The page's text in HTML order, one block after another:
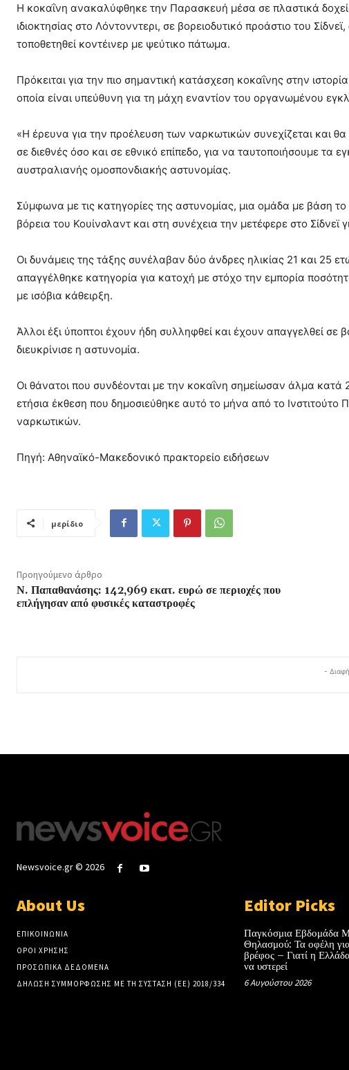
Η κοκαΐνη ανακαλύφθηκε την Παρασκευή μέσα σε πλαστικά
ιδιοκτησίας στο Λόντονντερι, σε βορειοδυτικό προάστιο του
τοποθετηθεί κοντέινερ με ψεύτικο πάτωμα.
Πρόκειται για την πιο σημαντική κατάσχεση κοκαΐνης στην
οποία είναι υπεύθυνη για τη μάχη εναντίον του οργανωμένου
«Η έρευνα για την προέλευση των ναρκωτικών συνεχίζεται και
σε διεθνές όσο και σε εθνικό επίπεδο, για να ταυτοποιήσουμε τα
αυστραλιανής ομοσπονδιακής αστυνομίας.
Σύμφωνα με τις κατηγορίες της αστυνομίας, μια ομάδα με βάση
βόρεια του Κουίνσλαντ και στη συνέχεια την μετέφερε στο Σίδνεϊ
Οι δυνάμεις της τάξης συνέλαβαν δύο άνδρες ηλικίας 21 και 25
απαγγέλθηκε κατηγορία για κατοχή με στόχο την εμπορία
με ισόβια κάθειρξη.
Άλλοι έξι ύποπτοι έχουν ήδη συλληφθεί και έχουν απαγγελθεί
διευκρίνισε η αστυνομία.
Οι θάνατοι που συνδέονται με την κοκαΐνη σημείωσαν άλμα
ετήσια έκθεση που δημοσιεύθηκε αυτό το μήνα από το Ινστιτούτο
ναρκωτικών.
Πηγή: Αθηναϊκό-Μακεδονικό πρακτορείο ειδήσεων
μερίδιο
Προηγούμενο άρθρο
Ν. Παπαθανάσης: 142,969 εκατ. ευρώ σε περιοχές που
επλήγησαν από φυσικές καταστροφές
-
Newsvoice.gr © 2026
About Us
ΕΠΙΚΟΙΝΩΝΙΑ
ΟΡΟΙ ΧΡΗΣΗΣ
ΠΡΟΣΩΠΙΚΑ ΔΕΔΟΜΕΝΑ
ΔΗΛΩΣΗ ΣΥΜΜΟΡΦΩΣΗΣ ΜΕ ΤΗ ΣΥΣΤΑΣΗ (ΕΕ) 2018/334
Editor Picks
Παγκόσμια Εβδομάδα
Θηλασμού: Τα οφέλη
βρέφος – Γιατί η
να υστερεί
6 Αυγούστου 2026